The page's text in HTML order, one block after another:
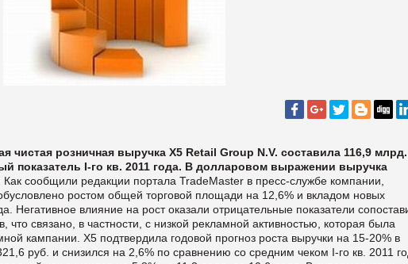
чистая розничная выручка X5 Retail Group N.V. составила 116,9 млрд.
показатель І-го кв. 2011 года. В долларовом выражении выручка
Как сообщили редакции портала TradeMaster в пресс-службе компании,
ростом общей торговой площади на 12,6% и вкладом новых
Негативное влияние на рост оказали отрицательные показатели
связано, в частности, с низкой рекламной активностью, которая была
кампании. Х5 подтвердила годовой прогноз роста выручки на 15-20% в
руб. и снизился на 2,6% по сравнению со средним чеком І-го кв 2011